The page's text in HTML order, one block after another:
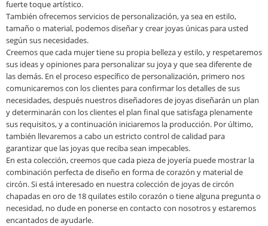
fuerte toque artístico.
También ofrecemos servicios de personalización, ya sea en estilo,
tamaño o material, podemos diseñar y crear joyas únicas para usted
según sus necesidades.
Creemos que cada mujer tiene su propia belleza y estilo, y respetaremos
sus ideas y opiniones para personalizar su joya y que sea diferente de
las demás. En el proceso específico de personalización, primero nos
comunicaremos con los clientes para confirmar los detalles de sus
necesidades, después nuestros diseñadores de joyas diseñarán un plan
y determinarán con los clientes el plan final que satisfaga plenamente
sus requisitos, y a continuación iniciaremos la producción. Por último,
también llevaremos a cabo un estricto control de calidad para
garantizar que las joyas que reciba sean impecables.
En esta colección, creemos que cada pieza de joyería puede mostrar la
combinación perfecta de diseño en forma de corazón y material de
circón. Si está interesado en nuestra colección de joyas de circón
chapadas en oro de 18 quilates estilo corazón o tiene alguna pregunta o
necesidad, no dude en ponerse en contacto con nosotros y estaremos
encantados de ayudarle.